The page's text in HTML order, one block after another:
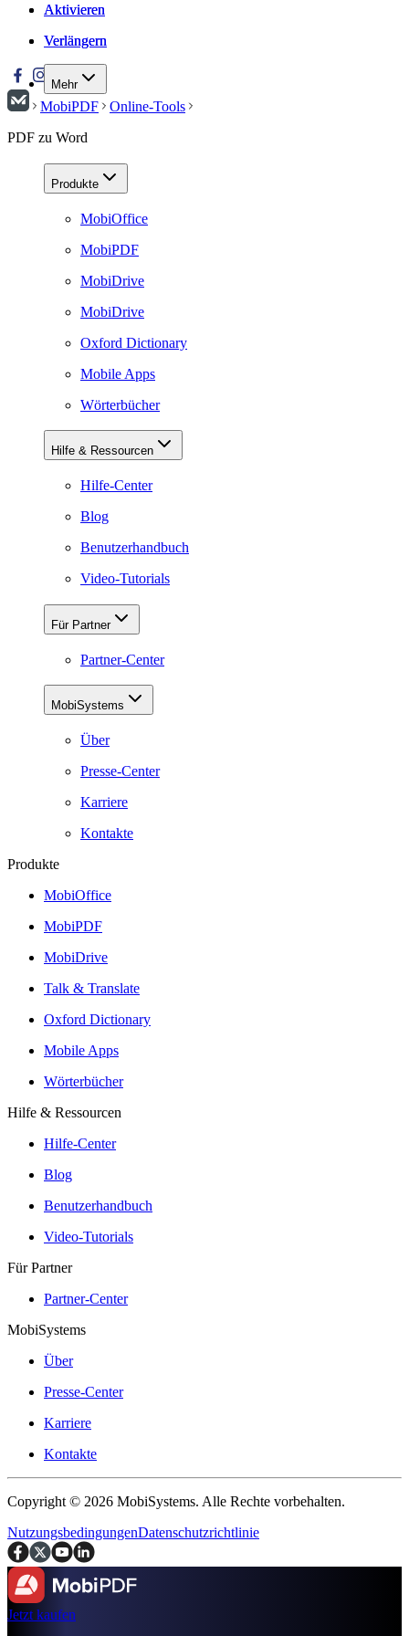
Aktivieren
Verlängern
Mehr
Aktivieren
Verlängern
MobiPDF
Online-Tools
PDF zu Word
Produkte
MobiOffice
MobiPDF
MobiDrive
MobiDrive
Oxford Dictionary
Mobile Apps
Wörterbücher
Hilfe & Ressourcen
Hilfe-Center
Blog
Benutzerhandbuch
Video-Tutorials
Für Partner
Partner-Center
MobiSystems
Über
Presse-Center
Karriere
Kontakte
Produkte
MobiOffice
MobiPDF
MobiDrive
Talk & Translate
Oxford Dictionary
Mobile Apps
Wörterbücher
Hilfe & Ressourcen
Hilfe-Center
Blog
Benutzerhandbuch
Video-Tutorials
Für Partner
Partner-Center
MobiSystems
Über
Presse-Center
Karriere
Kontakte
Copyright © 2026 MobiSystems. Alle Rechte vorbehalten.
NutzungsbedingungenDatenschutzrichtlinie
Jetzt kaufen